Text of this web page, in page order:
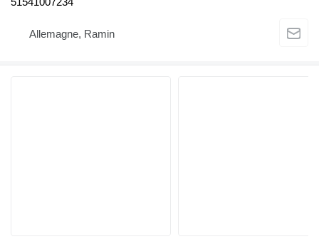
Allemagne, Ramin